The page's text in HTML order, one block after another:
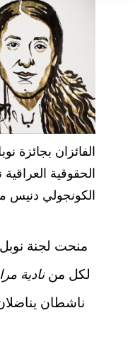
الحقوقية
الكونجولي دنيس
لكل مننادية
ناشطان